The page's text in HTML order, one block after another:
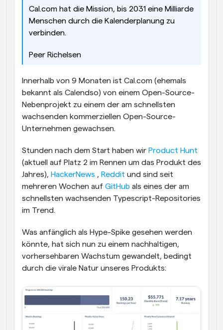
Supercharged Planung mit KI-gestützten Anrufen
Automatisieren Sie die Planung und Erinnerungen
Bleiben Sie auf dem Laufenden über die neuesten
Sofortige Besprechungen
Treffen Sie sich in wenigen Minuten mit Kunden
Nahtlos Meetings mit mehreren Personen buchen
Webhooks
Erhalten Sie eine Benachrichtigung, wenn etwas
passiert
Cal.com hat die Mission, bis 2031 eine Milliarde
Menschen durch die Kalenderplanung zu
verbinden.
Peer Richelsen
Innerhalb von 9 Monaten ist Cal.com (ehemals
bekannt als Calendso) von einem Open-Source-
Nebenprojekt zu einem der am schnellsten
wachsenden kommerziellen Open-Source-
Unternehmen gewachsen.
Stunden nach dem Start haben wir
(aktuell auf Platz 2 im Rennen um das Produkt des
Jahres), HackerNews , Reddit und sind seit
mehreren Wochen auf GitHub als eines der am
schnellsten wachsenden Typescript-Repositories
im Trend.
Was anfänglich als Hype-Spike gesehen werden
könnte, hat sich nun zu einem nachhaltigen,
vorhersehbaren Wachstum gewandelt, bedingt
durch die virale Natur unseres Produkts: